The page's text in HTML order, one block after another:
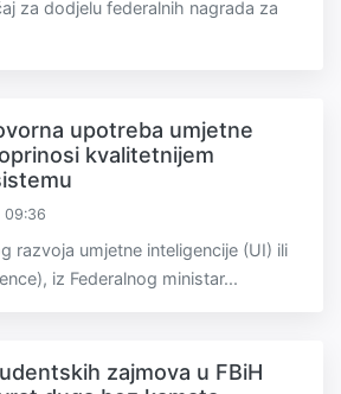
za dodjelu federalnih nagrada za
upotreba umjetne
kvalitetnijem
09:36
razvoja umjetne inteligencije (UI) ili
iz Federalnog ministar...
zajmova u FBiH